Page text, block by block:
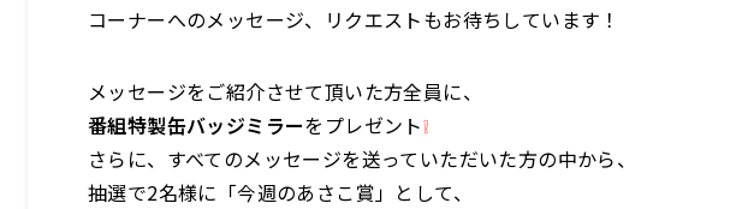
コーナーへのメッセージ、リクエストもお待ちしています！
メッセージをご紹介させて頂いた方全員に、
番組特製缶バッジミラーをプレゼント❕
さらに、すべてのメッセージを送っていただいた方の中から、
抽選で2名様に「今週のあさこ賞」として、